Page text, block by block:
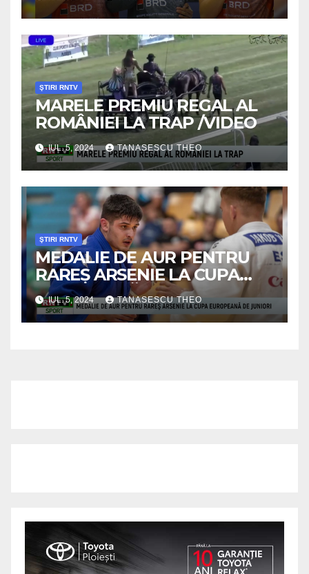
ŞTIRI RNTV
MARELE PREMIU REGAL AL
ROMÂNIEI LA TRAP /VIDEO
IUL. 5, 2024 TANASESCU THEO
ŞTIRI RNTV
MEDALIE DE AUR PENTRU
RAREŞ ARSENIE LA CUPA
EUROPEANĂ DE JUNIORI
/VIDEO
IUL. 5, 2024 TANASESCU THEO